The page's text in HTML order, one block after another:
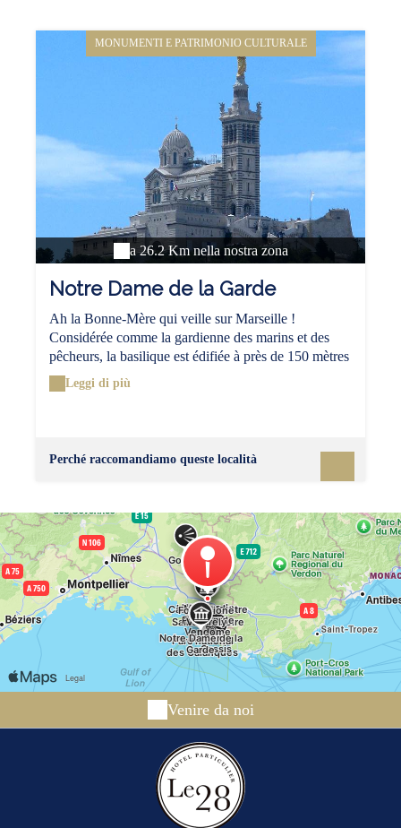
MONUMENTI E PATRIMONIO CULTURALE
a 26.2 Km nella nostra zona
Notre Dame de la Garde
Ah la Bonne-Mère qui veille sur Marseille !
Considérée comme la gardienne des marins et des
pêcheurs, la basilique est édifiée à près de 150 mètres
de hauteurs à cheval sur les quartiers du Roucas
blanc et de Vauban. Pour y monter on peut au choix,
fatigante, l'ascension à pied vous demandera 1h-1h30
d'efforts depuis le Vieux-Port.
Leggi di più
Perché raccomandiamo queste località
Venire da noi